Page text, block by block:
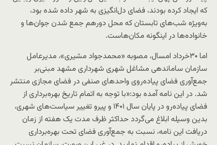
که ایجاد کرده بودند، فضای دل‌انگیزی به شهر داده شده بود،
به‌ویژه شب‌های تابستان که محل دورهم جمع شدن جوان‌ها و
خانواده‌ها در اینگونه مکان‌هاست.
اما ۳۰خرداد امسال، مصوبه «محمدجواد مشیری»، مدیرعامل
سازمان ساماندهی مشاغل شهری شهرداری مشهد مبنی‌بر
جمع‌آوری فضای پیاده‌روی واحدهای صنفی در فضای مجازی منتشر
شد. در این نامه آمده بود:«با توجه به اتمام تاریخ بهره‌برداری از
فضای پیاده‌رو در پایان سال ۱۴۰۱ و پیرو تغییر سیاست‌های شهری،
بدین وسیله ابلاغ می‌گردد حداکثر ظرف مدت یک هفته از زمان
دریافت این نامه، نسبت به جمع‌آوری فضای تحت بهره‌برداری